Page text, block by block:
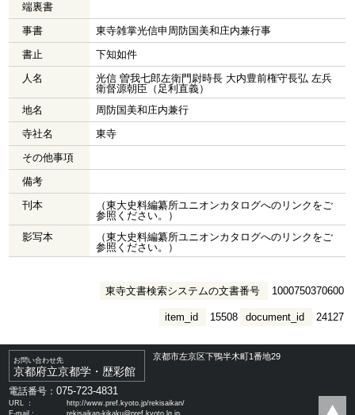
端裏書
事書
東寺雑掌光信申周防国美和庄内兼行事
書止
下知如件
人名
光信 曽我七郎左衛門尉時長 大内豊前権守長弘 左兵
衛督源朝臣（足利直義）
地名
周防国美和庄内兼行
寺社名
東寺
その他事項
備考
刊本
（東大史料編纂所ユニオンカタログへのリンクをご
参照ください。）
影写本
（東大史料編纂所ユニオンカタログへのリンクをご
参照ください。）
東寺文書検索システムの文書番号 1000750370600
document_id 24127
item_id 15508
お問い合わせ先
京都府立京都学・歴彩館
京都市左京区下鴨半木町1番地29
電話番号：075-723-4831
URL ：
http://www.pref.kyoto.jp/rekisaikan/
E-mail：
rekisaikan-kikaku@pref.kyoto.lg.jp